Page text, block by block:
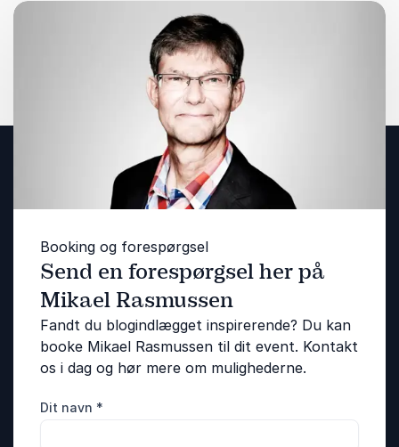
Booking og forespørgsel
Send en forespørgsel her på
Mikael Rasmussen
Fandt du blogindlægget inspirerende? Du kan
booke Mikael Rasmussen til dit event. Kontakt
os i dag og hør mere om mulighederne.
Dit navn *